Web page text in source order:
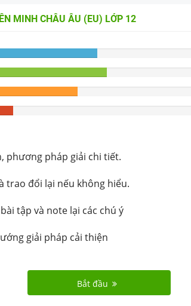
MINH CHÂU ÂU (EU) LỚP 12
phương pháp giải chi tiết.
trao đổi lại nếu không hiểu.
tập và note lại các chú ý
giải pháp cải thiện
Bắt đầu